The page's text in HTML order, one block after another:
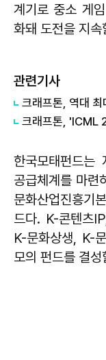
계기로 중소 게
화돼 도전을 지
관련기사
크래프톤, 역대
한국모태펀드는
공급체계를 마련
문화산업진흥기
드다. K-콘텐츠
K-문화상생, K-
모의 펀드를 결